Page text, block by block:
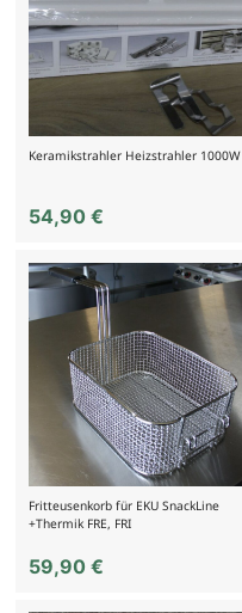
Keramikstrahler Heizstrahler 1000W
54,90 €
Fritteusenkorb für EKU SnackLine
+Thermik FRE, FRI
59,90 €